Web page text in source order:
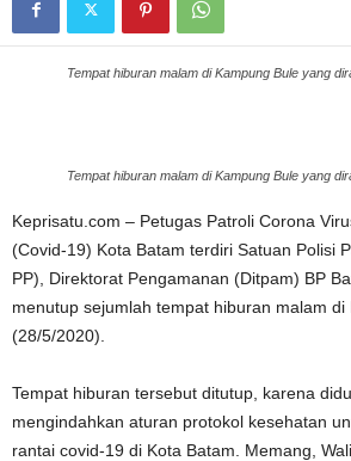
Tempat hiburan malam di Kampung Bule yang
Tempat hiburan malam di Kampung Bule yang
Keprisatu.com – Petugas Patroli Corona
(Covid-19) Kota Batam terdiri Satuan Polisi
PP), Direktorat Pengamanan (Ditpam) BP
menutup sejumlah tempat hiburan malam di
(28/5/2020).
Tempat hiburan tersebut ditutup, karena
mengindahkan aturan protokol kesehatan
rantai covid-19 di Kota Batam. Memang,